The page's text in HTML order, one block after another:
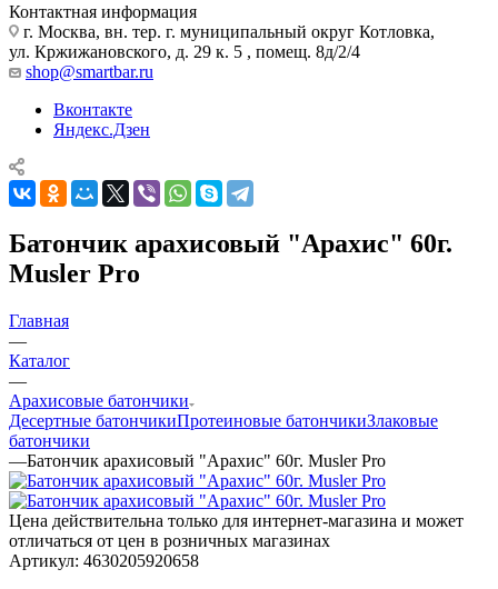
Контактная информация
г. Москва, вн. тер. г. муниципальный округ Котловка,
ул. Кржижановского, д. 29 к. 5 , помещ. 8д/2/4
shop@smartbar.ru
Вконтакте
Яндекс.Дзен
Батончик арахисовый "Арахис" 60г.
Musler Pro
Главная
—
Каталог
—
Арахисовые батончики
Десертные батончикиПротеиновые батончикиЗлаковые
батончики
—Батончик арахисовый "Арахис" 60г. Musler Pro
Цена действительна только для интернет-магазина и может
отличаться от цен в розничных магазинах
Артикул: 4630205920658